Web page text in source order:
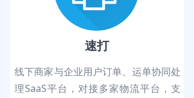
线下商家与企业用户订单、运单协同处
理SaaS平台，对接多家物流平台，支
速打